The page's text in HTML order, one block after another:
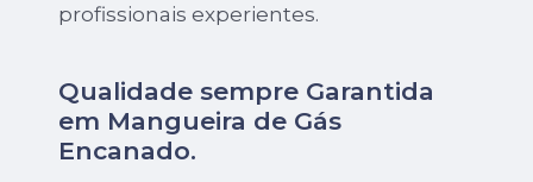
profissionais experientes.
Qualidade sempre Garantida
em Mangueira de Gás
Encanado.